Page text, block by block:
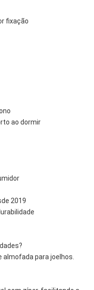
fixação
ao dormir
2019
almofada para joelhos.